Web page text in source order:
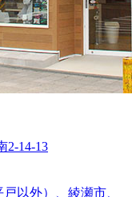
2-14-13
以外）、綾瀬市、